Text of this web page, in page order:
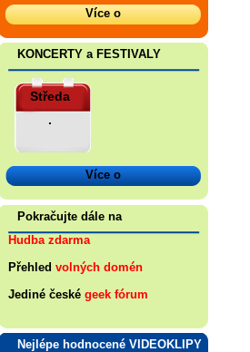
Více o
KONCERTY a FESTIVALY
Středa
.
Více o
Pokračujte dále na
Hudba zdarma
Přehled volných domén
Jediné české geek fórum
Nejlépe hodnocené VIDEOKLIPY